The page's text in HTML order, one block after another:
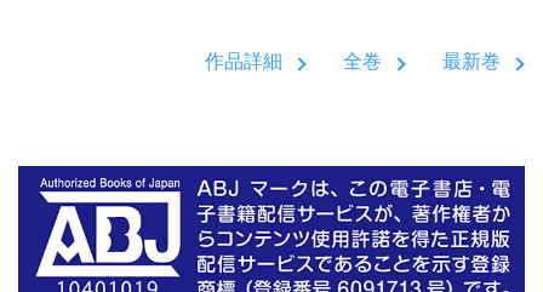
作品詳細 全巻 最新巻